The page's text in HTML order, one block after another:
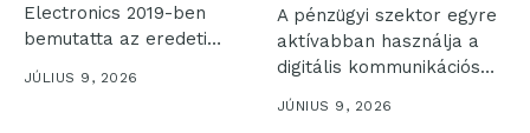
Electronics 2019-ben
bemutatta az eredeti
Galaxy Foldot, nem
csupán...
JÚLIUS 9, 2026
A pénzügyi szektor egyre
aktívabban használja a
digitális kommunikációs
csatornákat: a Rakuten...
JÚNIUS 9, 2026